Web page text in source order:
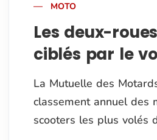
MOTO
Les deux-
ciblés par le
La Mutuelle des
classement annuel des
scooters les plus volés